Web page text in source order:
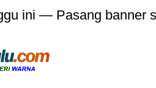
ini — Pasang banner